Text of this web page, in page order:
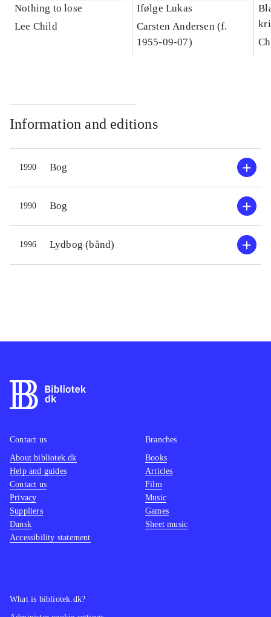
Nothing to lose
Lee Child
Ifølge Lukas
Carsten Andersen (f.
1955-09-07)
Information and editions
1990 Bog
1990 Bog
1996 Lydbog (bånd)
What is bibliotek.dk?
Contact us
About bibliotek.dk
Help and guides
Contact us
Privacy
Suppliers
Dansk
Accessibility statement
Branches
Books
Articles
Film
Music
Games
Sheet music